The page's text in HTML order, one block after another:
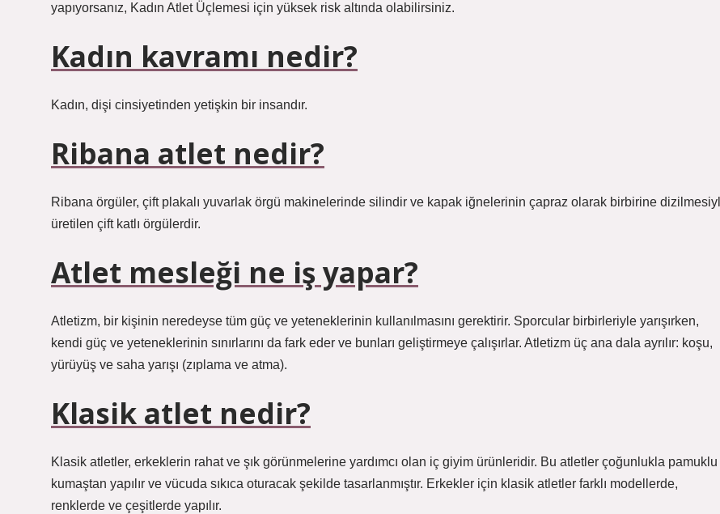
yapıyorsanız, Kadın Atlet Üçlemesi için yüksek risk altında olabilirsiniz.
Kadın kavramı nedir?
Kadın, dişi cinsiyetinden yetişkin bir insandır.
Ribana atlet nedir?
Ribana örgüler, çift plakalı yuvarlak örgü makinelerinde silindir ve kapak iğnelerinin çapraz olarak birbirine
üretilen çift katlı örgülerdir.
Atlet mesleği ne iş yapar?
Atletizm, bir kişinin neredeyse tüm güç ve yeteneklerinin kullanılmasını gerektirir. Sporcular birbirleriyle yarışırken,
kendi güç ve yeteneklerinin sınırlarını da fark eder ve bunları geliştirmeye çalışırlar. Atletizm üç ana dala ayrılır: koşu,
yürüyüş ve saha yarışı (zıplama ve atma).
Klasik atlet nedir?
Klasik atletler, erkeklerin rahat ve şık görünmelerine yardımcı olan iç giyim ürünleridir. Bu atletler çoğunlukla pamuklu
kumaştan yapılır ve vücuda sıkıca oturacak şekilde tasarlanmıştır. Erkekler için klasik atletler farklı modellerde,
renklerde ve çeşitlerde yapılır.